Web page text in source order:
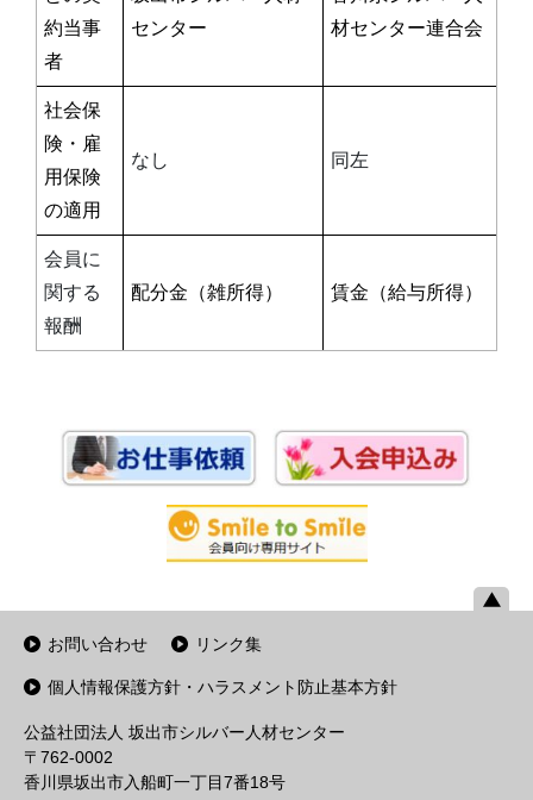
約当事
者
センター
材センター連合会
社会保
険・雇
用保険
の適用
なし 同左
会員に
関する
報酬
配分金（雑所得） 賃金（給与所得）
お問い合わせ リンク集
個人情報保護方針・ハラスメント防止基本方針
公益社団法人 坂出市シルバー人材センター
〒762-0002
香川県坂出市入船町一丁目7番18号